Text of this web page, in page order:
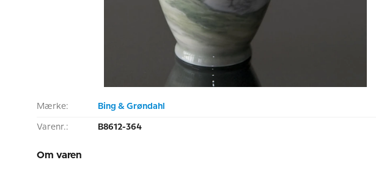
Mærke: Bing & Grøndahl
Varenr.: B8612-364
Om varen